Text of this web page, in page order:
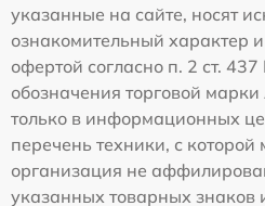
указанные на сайте, носят
ознакомительный характер
офертой согласно п. 2 ст.
обозначения торговой
только в информационных
перечень техники, с
организация не
указанных товарных знаков